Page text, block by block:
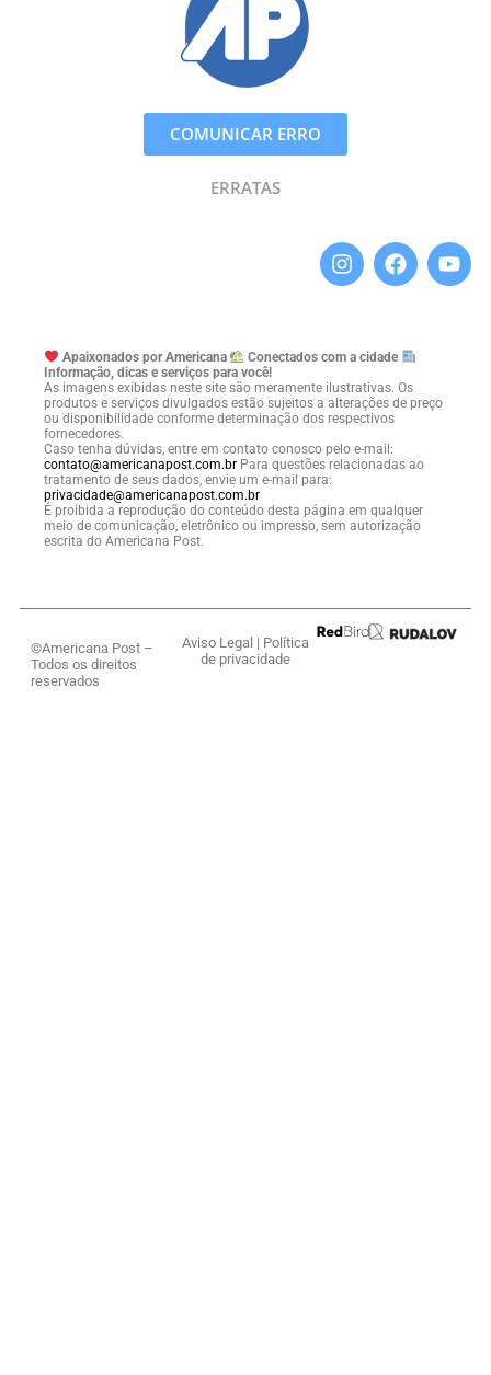
COMUNICAR ERRO
ERRATAS
Apaixonados por Americana
Conectados com a cidade
Informação, dicas e serviços para você!
As imagens exibidas neste site são meramente ilustrativas. Os
produtos e serviços divulgados estão sujeitos a alterações de preço
ou disponibilidade conforme determinação dos respectivos
fornecedores.
Caso tenha dúvidas, entre em contato conosco pelo e-mail:
contato@americanapost.com.br Para questões relacionadas ao
tratamento de seus dados, envie um e-mail para:
privacidade@americanapost.com.br
É proibida a reprodução do conteúdo desta página em qualquer
meio de comunicação, eletrônico ou impresso, sem autorização
escrita do Americana Post.
©Americana Post –
Todos os direitos
reservados
Aviso Legal | Política
de privacidade